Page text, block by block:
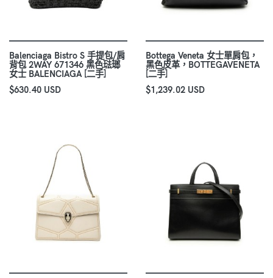
Balenciaga Bistro S 手提包/肩
背包 2WAY 671346 黑色琺瑯
女士 BALENCIAGA [二手]
$630.40 USD
Bottega Veneta 女士單肩包，
黑色皮革，BOTTEGAVENETA
[二手]
$1,239.02 USD